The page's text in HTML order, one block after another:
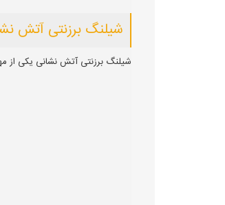
شیلنگ برزنتی آتش
شیلنگ برزنتی آتش نشانی یکی از